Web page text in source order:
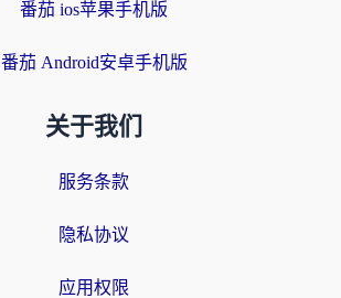
番茄 ios苹果手机版
番茄 Android安卓手机版
关于我们
服务条款
隐私协议
应用权限